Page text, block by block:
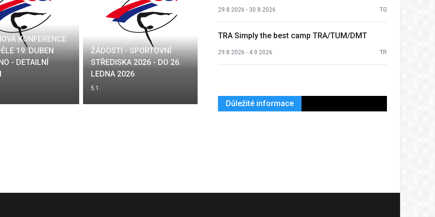
KONFERENCE
19. DUBEN
- DETAILNÍ
ŽÁDOSTI - SPORTOVNÍ
STŘEDISKA 2026 - DO 26.
LEDNA 2026
5.1.
29.8.2026 - 30.8.2026 TG
TRA Simply the best camp TRA/TUM/DMT
29.8.2026 - 4.9.2026 TR
Důležité informace